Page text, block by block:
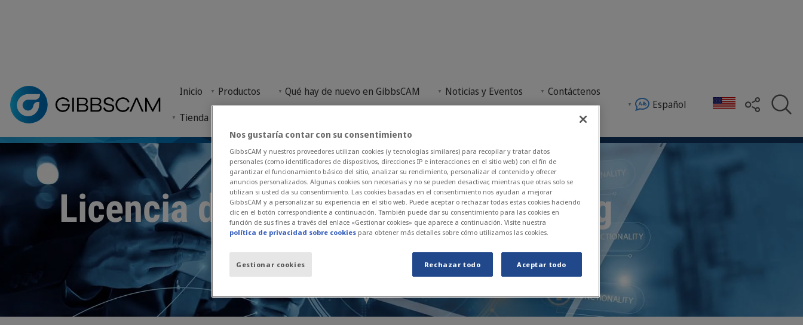
Inicio Productos Qué hay de nuevo en GibbsCAM Noticias y Eventos
Contáctenos
Tienda
Español
Inicio> Tienda > Licencia de estudiante
Cognus gestiona ahora el proceso de pedido de licencias de GibbsCAM para estudiantes, ampliando la disponibilidad en todo el mundo y ofreciendo
Licencia de estudiante y E-Learning
Nos gustaría contar con su consentimiento
GibbsCAM y nuestros proveedores utilizan cookies (y tecnologías similares) para recopilar y tratar datos
personales (como identificadores de dispositivos, direcciones IP e interacciones en el sitio web) con el fin de
garantizar el funcionamiento básico del sitio, analizar su rendimiento, personalizar el contenido y ofrecer
anuncios personalizados. Algunas cookies son necesarias y no se pueden desactivar, mientras que otras solo se
utilizan si usted da su consentimiento. Las cookies basadas en el consentimiento nos ayudan a mejorar
GibbsCAM y a personalizar su experiencia en el sitio web. Puede aceptar o rechazar todas estas cookies haciendo
clic en el botón correspondiente a continuación. También puede dar su consentimiento para las cookies en
función de sus fines a través del enlace «Gestionar cookies» que aparece a continuación. Visite nuestra
política de privacidad sobre cookies para obtener más detalles sobre cómo utilizamos las cookies.
Gestionar cookies Rechazar todo Aceptar todo